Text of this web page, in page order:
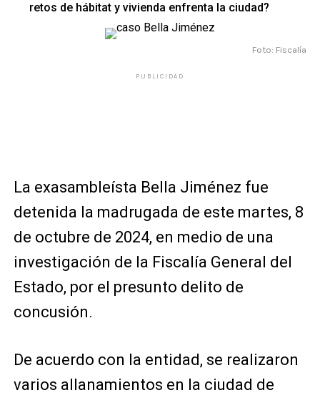
retos de hábitat y vivienda enfrenta la ciudad?
Foto: Fiscalía
PUBLICIDAD
La exasambleísta Bella Jiménez fue
detenida la madrugada de este martes, 8
de octubre de 2024, en medio de una
investigación de la Fiscalía General del
Estado, por el presunto delito de
concusión.
De acuerdo con la entidad, se realizaron
varios allanamientos en la ciudad de